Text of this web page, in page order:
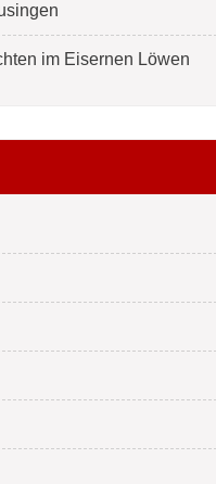
im Eisernen Löwen